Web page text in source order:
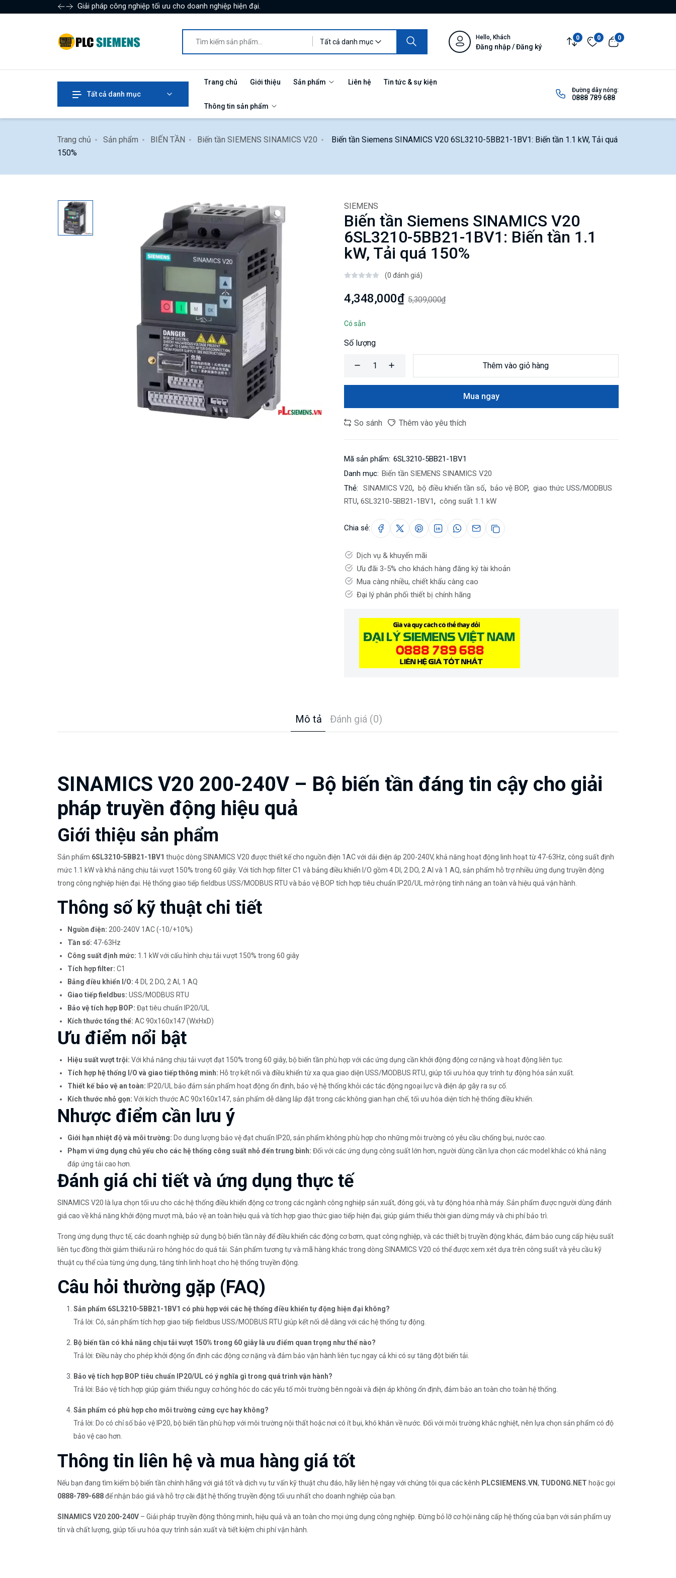
Giải pháp công nghiệp tối ưu cho doanh nghiệp hiện đại.
Tất cả danh mục
Hello, Khách
Đăng nhập / Đăng ký
0 0 0
Tất cả danh mục
Trang chủ Giới thiệu Sản phẩm Liên hệ Tin tức & sự kiện
Thông tin sản phẩm
Đường dây nóng:
0888 789 688
Trang chủ Sản phẩm BIẾN TẦN Biến tần SIEMENS SINAMICS V20
Biến tần Siemens SINAMICS V20 6SL3210-5BB21-1BV1: Biến tần 1.1 kW, Tải quá
150%
SIEMENS
Biến tần Siemens SINAMICS V20
6SL3210-5BB21-1BV1: Biến tần 1.1
kW, Tải quá 150%
(0 đánh giá)
4,348,000₫ 5,309,000₫
Có sẵn
Số lượng
Thêm vào giỏ hàng
Mua ngay
So sánh Thêm vào yêu thích
Mã sản phẩm: 6SL3210-5BB21-1BV1
Danh mục: Biến tần SIEMENS SINAMICS V20
Thẻ:
SINAMICS V20, bộ điều khiển tần số, bảo vệ BOP, giao thức USS/MODBUS
RTU, 6SL3210-5BB21-1BV1, công suất 1.1 kW
Chia sẻ:
Dịch vụ & khuyến mãi
Ưu đãi 3-5% cho khách hàng đăng ký tài khoản
Mua càng nhiều, chiết khấu càng cao
Đại lý phân phối thiết bị chính hãng
Mô tả Đánh giá (0)
SINAMICS V20 200-240V – Bộ biến tần đáng tin cậy cho giải
pháp truyền động hiệu quả
Giới thiệu sản phẩm
Sản phẩm 6SL3210-5BB21-1BV1 thuộc dòng SINAMICS V20 được thiết kế cho nguồn điện 1AC với dải điện áp 200-240V, khả năng hoạt động linh hoạt từ 47-63Hz, công suất định
mức 1.1 kW và khả năng chịu tải vượt 150% trong 60 giây. Với tích hợp filter C1 và bảng điều khiển I/O gồm 4 DI, 2 DO, 2 AI và 1 AQ, sản phẩm hỗ trợ nhiều ứng dụng truyền động
trong công nghiệp hiện đại. Hệ thống giao tiếp fieldbus USS/MODBUS RTU và bảo vệ BOP tích hợp tiêu chuẩn IP20/UL mở rộng tính năng an toàn và hiệu quả vận hành.
Thông số kỹ thuật chi tiết
Nguồn điện: 200-240V 1AC (-10/+10%)
Tần số: 47-63Hz
Công suất định mức: 1.1 kW với cấu hình chịu tải vượt 150% trong 60 giây
Tích hợp filter: C1
Bảng điều khiển I/O: 4 DI, 2 DO, 2 AI, 1 AQ
Giao tiếp fieldbus: USS/MODBUS RTU
Bảo vệ tích hợp BOP: Đạt tiêu chuẩn IP20/UL
Kích thước tổng thể: AC 90x160x147 (WxHxD)
Ưu điểm nổi bật
Hiệu suất vượt trội: Với khả năng chịu tải vượt đạt 150% trong 60 giây, bộ biến tần phù hợp với các ứng dụng cần khởi động động cơ nặng và hoạt động liên tục.
Tích hợp hệ thống I/O và giao tiếp thông minh: Hỗ trợ kết nối và điều khiển từ xa qua giao diện USS/MODBUS RTU, giúp tối ưu hóa quy trình tự động hóa sản xuất.
Thiết kế bảo vệ an toàn: IP20/UL bảo đảm sản phẩm hoạt động ổn định, bảo vệ hệ thống khỏi các tác động ngoại lực và điện áp gây ra sự cố.
Kích thước nhỏ gọn: Với kích thước AC 90x160x147, sản phẩm dễ dàng lắp đặt trong các không gian hạn chế, tối ưu hóa diện tích hệ thống điều khiển.
Nhược điểm cần lưu ý
Giới hạn nhiệt độ và môi trường: Do dung lượng bảo vệ đạt chuẩn IP20, sản phẩm không phù hợp cho những môi trường có yêu cầu chống bụi, nước cao.
Phạm vi ứng dụng chủ yếu cho các hệ thống công suất nhỏ đến trung bình: Đối với các ứng dụng công suất lớn hơn, người dùng cần lựa chọn các model khác có khả năng
đáp ứng tải cao hơn.
Đánh giá chi tiết và ứng dụng thực tế
SINAMICS V20 là lựa chọn tối ưu cho các hệ thống điều khiển động cơ trong các ngành công nghiệp sản xuất, đóng gói, và tự động hóa nhà máy. Sản phẩm được người dùng đánh
giá cao về khả năng khởi động mượt mà, bảo vệ an toàn hiệu quả và tích hợp giao thức giao tiếp hiện đại, giúp giảm thiểu thời gian dừng máy và chi phí bảo trì.
Trong ứng dụng thực tế, các doanh nghiệp sử dụng bộ biến tần này để điều khiển các động cơ bơm, quạt công nghiệp, và các thiết bị truyền động khác, đảm bảo cung cấp hiệu suất
liên tục đồng thời giảm thiểu rủi ro hỏng hóc do quá tải. Sản phẩm tương tự và mã hàng khác trong dòng SINAMICS V20 có thể được xem xét dựa trên công suất và yêu cầu kỹ
thuật cụ thể của từng ứng dụng, tăng tính linh hoạt cho hệ thống truyền động.
Câu hỏi thường gặp (FAQ)
Sản phẩm 6SL3210-5BB21-1BV1 có phù hợp với các hệ thống điều khiển tự động hiện đại không?
Trả lời: Có, sản phẩm tích hợp giao tiếp fieldbus USS/MODBUS RTU giúp kết nối dễ dàng với các hệ thống tự động.
Bộ biến tần có khả năng chịu tải vượt 150% trong 60 giây là ưu điểm quan trọng như thế nào?
Trả lời: Điều này cho phép khởi động ổn định các động cơ nặng và đảm bảo vận hành liên tục ngay cả khi có sự tăng đột biến tải.
Bảo vệ tích hợp BOP tiêu chuẩn IP20/UL có ý nghĩa gì trong quá trình vận hành?
Trả lời: Bảo vệ tích hợp giúp giảm thiểu nguy cơ hỏng hóc do các yếu tố môi trường bên ngoài và điện áp không ổn định, đảm bảo an toàn cho toàn hệ thống.
Sản phẩm có phù hợp cho môi trường cứng cực hay không?
Trả lời: Do có chỉ số bảo vệ IP20, bộ biến tần phù hợp với môi trường nội thất hoặc nơi có ít bụi, khó khăn về nước. Đối với môi trường khắc nghiệt, nên lựa chọn sản phẩm có độ
bảo vệ cao hơn.
Thông tin liên hệ và mua hàng giá tốt
Nếu bạn đang tìm kiếm bộ biến tần chính hãng với giá tốt và dịch vụ tư vấn kỹ thuật chu đáo, hãy liên hệ ngay với chúng tôi qua các kênh PLCSIEMENS.VN, TUDONG.NET hoặc gọi
0888-789-688để nhận báo giá và hỗ trợ cài đặt hệ thống truyền động tối ưu nhất cho doanh nghiệp của bạn.
SINAMICS V20 200-240V – Giải pháp truyền động thông minh, hiệu quả và an toàn cho mọi ứng dụng công nghiệp. Đừng bỏ lỡ cơ hội nâng cấp hệ thống của bạn với sản phẩm uy
tín và chất lượng, giúp tối ưu hóa quy trình sản xuất và tiết kiệm chi phí vận hành.